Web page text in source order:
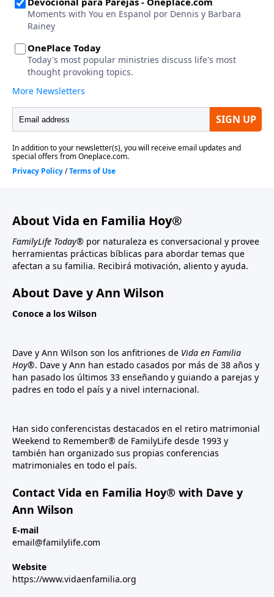
About Vida en Familia Hoy®
FamilyLife Today® por naturaleza es conversacional y provee
herramientas prácticas bíblicas para abordar temas que
afectan a su familia. Recibirá motivación, aliento y ayuda.
About Dave y Ann Wilson
Conoce a los Wilson
Dave y Ann Wilson son los anfitriones de Vida en Familia
Hoy®. Dave y Ann han estado casados por más de 38 años y
han pasado los últimos 33 enseñando y guiando a parejas y
padres en todo el país y a nivel internacional.
Han sido conferencistas destacados en el retiro matrimonial
Weekend to Remember® de FamilyLife desde 1993 y
también han organizado sus propias conferencias
matrimoniales en todo el país.
Contact Vida en Familia Hoy® with Dave y
Ann Wilson
E-mail
email@familylife.com
Website
https://www.vidaenfamilia.org